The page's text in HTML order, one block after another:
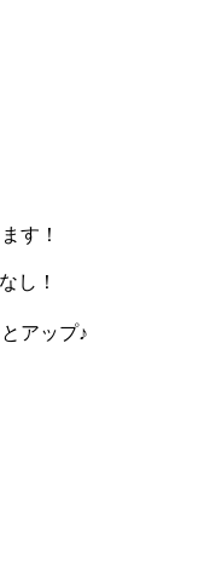
す！
し！
アップ♪